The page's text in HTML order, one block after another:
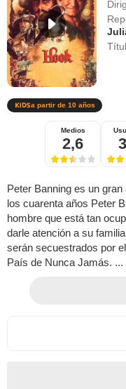
a partir de 10 años
Medios
2,6
Peter Banning es un
los cuarenta años Peter
hombre que está tan
darle atención a su
serán secuestrados por
País de Nunca Jamás. ...